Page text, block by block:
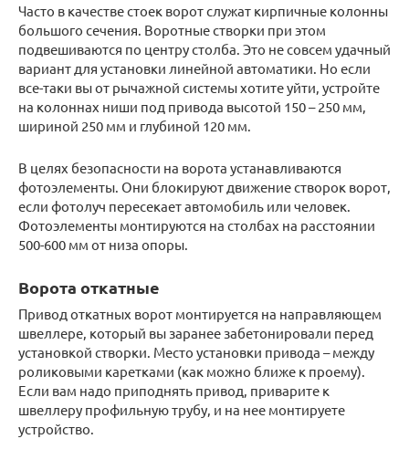
Часто в качестве стоек ворот служат кирпичные колонны
большого сечения. Воротные створки при этом
подвешиваются по центру столба. Это не совсем удачный
вариант для установки линейной автоматики. Но если
все-таки вы от рычажной системы хотите уйти, устройте
на колоннах ниши под привода высотой 150 – 250 мм,
шириной 250 мм и глубиной 120 мм.
В целях безопасности на ворота устанавливаются
фотоэлементы. Они блокируют движение створок ворот,
если фотолуч пересекает автомобиль или человек.
Фотоэлементы монтируются на столбах на расстоянии
500-600 мм от низа опоры.
Ворота откатные
Привод откатных ворот монтируется на направляющем
швеллере, который вы заранее забетонировали перед
установкой створки. Место установки привода – между
роликовыми каретками (как можно ближе к проему).
Если вам надо приподнять привод, приварите к
швеллеру профильную трубу, и на нее монтируете
устройство.